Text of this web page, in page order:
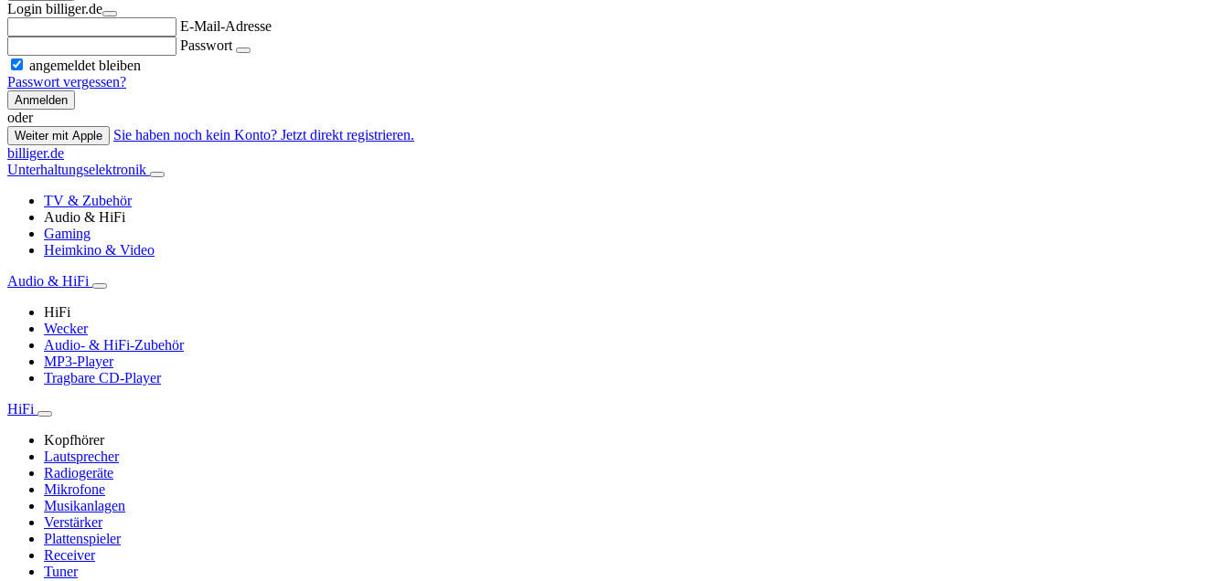
Login billiger.de
E-Mail-Adresse
Passwort
angemeldet bleiben
Passwort vergessen?
Anmelden
oder
Weiter mit Apple
Sie haben noch kein Konto? Jetzt direkt registrieren.
billiger.de
Unterhaltungselektronik
TV & Zubehör
Audio & HiFi
Gaming
Heimkino & Video
Audio & HiFi
HiFi
Wecker
Audio- & HiFi-Zubehör
MP3-Player
Tragbare CD-Player
HiFi
Kopfhörer
Lautsprecher
Radiogeräte
Mikrofone
Musikanlagen
Verstärker
Plattenspieler
Receiver
Tuner